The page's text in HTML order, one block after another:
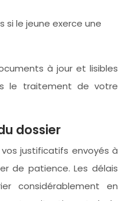
si le jeune exerce une
à jour et lisibles
le traitement de votre
dossier
justificatifs envoyés à
de patience. Les délais
considérablement en